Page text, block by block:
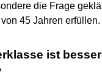
die Frage
45 Jahren erfüllen.
ist